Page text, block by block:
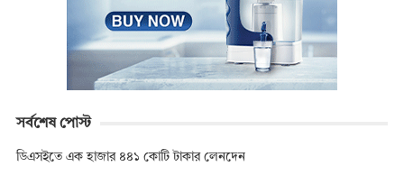
সর্বশেষ পোস্ট
ডিএসইতে এক হাজার ৪৪১ কোটি টাকার লেনদেন